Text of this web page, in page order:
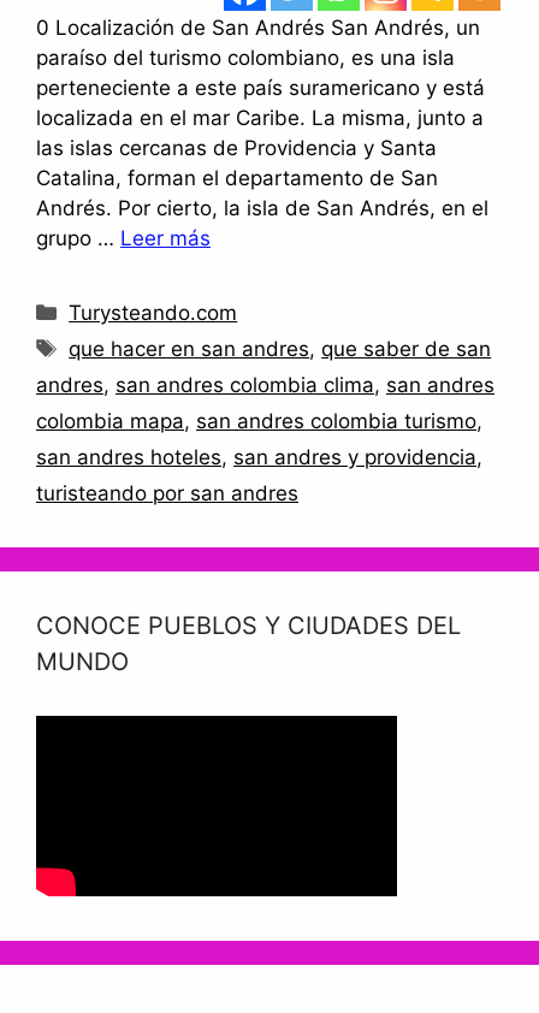
0 Localización de San Andrés San Andrés, un
paraíso del turismo colombiano, es una isla
perteneciente a este país suramericano y está
localizada en el mar Caribe. La misma, junto a
las islas cercanas de Providencia y Santa
Catalina, forman el departamento de San
Andrés. Por cierto, la isla de San Andrés, en el
grupo … Leer más
Categorías
Turysteando.com
Etiquetas
que hacer en san andres,que saber de san
andres, san andres colombia clima, san andres
colombia mapa, san andres colombia turismo,
san andres hoteles, san andres y providencia,
turisteando por san andres
CONOCE PUEBLOS Y CIUDADES DEL
MUNDO